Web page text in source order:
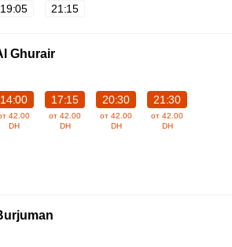
19:05 21:15
Ghurair
14:00
42.00
DH
17:15
от 42.00
DH
20:30
от 42.00
DH
21:30
от 42.00
DH